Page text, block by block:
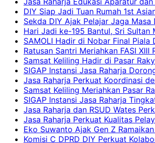
DIY Siap Jadi Tuan Rumah 1st
Sekda DIY Ajak Pelajar Jaga Masa
Hari Jadi ke-195 Bantul, Sri
SAMOLI Hadir di Nobar Final
Ratusan Santri Meriahkan FASI
Samsat Keliling Hadir di Pasar
SIGAP Instansi Jasa Raharja
Jasa Raharja Perkuat Koordinasi
Samsat Keliling Meriahkan Pasar
SIGAP Instansi Jasa Raharja
Jasa Raharja dan RSUD Wates
Jasa Raharja Perkuat Kualitas
Eko Suwanto Ajak Gen Z
Komisi C DPRD DIY Perkuat